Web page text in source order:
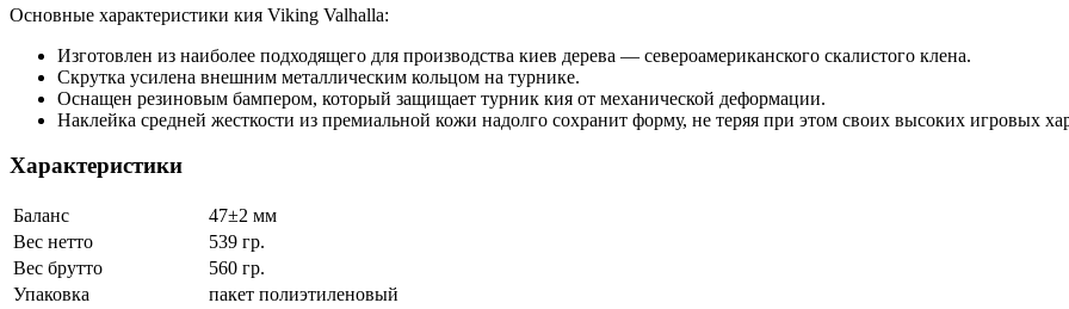
Основные характеристики кия Viking Valhalla:
Изготовлен из наиболее подходящего для производства киев дерева — североамериканского скалистого клена.
Скрутка усилена внешним металлическим кольцом на турнике.
Оснащен резиновым бампером, который защищает турник кия от механической деформации.
Наклейка средней жесткости из премиальной кожи надолго сохранит форму, не теряя при этом своих высоких игровых
Характеристики
Баланс
47±2 мм
Вес нетто
539 гр.
Вес брутто
560 гр.
Упаковка
пакет полиэтиленовый